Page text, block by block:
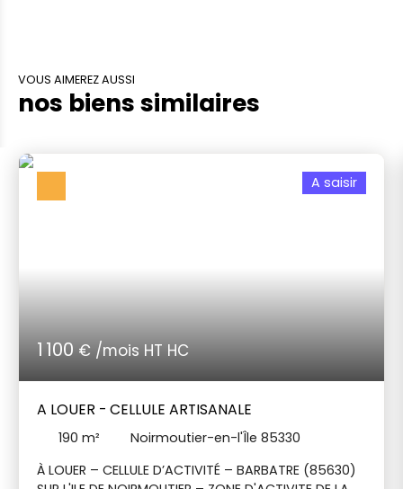
VOUS AIMEREZ AUSSI
nos biens similaires
1 100€ /mois HT HC
A saisir
A LOUER - CELLULE ARTISANALE
190 m²
Noirmoutier-en-l'Île 85330
À LOUER – CELLULE D’ACTIVITÉ – BARBATRE (85630)